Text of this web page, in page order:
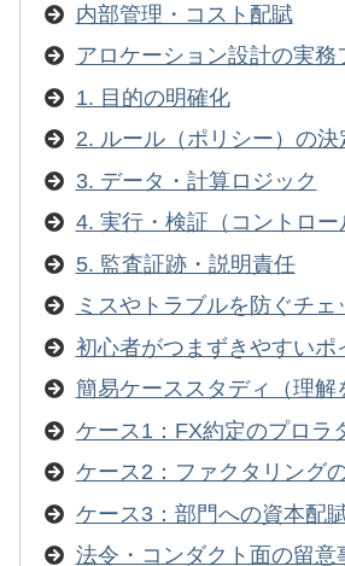
内部管理・コスト配賦
アロケーション設計の実務
1. 目的の明確化
2. ルール（ポリシー）の決
3. データ・計算ロジック
4. 実行・検証（コントロー
5. 監査証跡・説明責任
ミスやトラブルを防ぐチェ
初心者がつまずきやすいポ
簡易ケーススタディ（理解
ケース1：FX約定のプロラ
ケース2：ファクタリング
ケース3：部門への資本配
法令・コンダクト面の留意